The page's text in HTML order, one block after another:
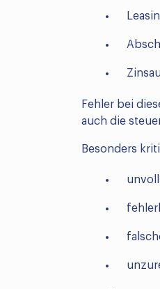
Fehler bei
auch die
Besonders